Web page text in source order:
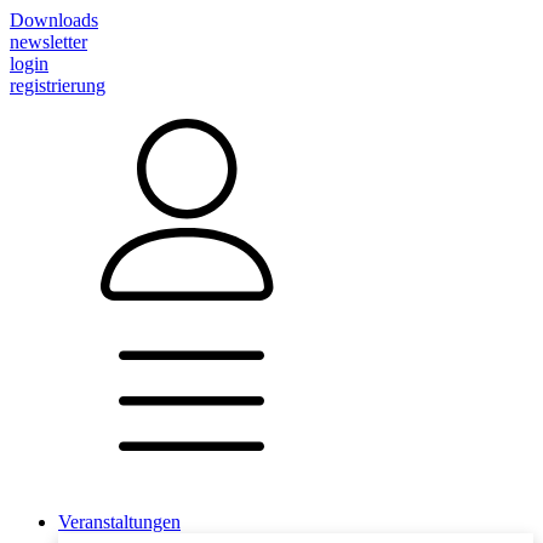
Downloads
newsletter
login
registrierung
Veranstaltungen